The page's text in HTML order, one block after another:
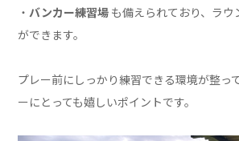
・ バンカー練習場 も備えられており、ラ
ができます。
プレー前にしっかり練習できる環境が整っ
ーにとっても嬉しいポイントです。